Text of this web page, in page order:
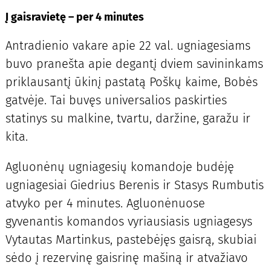
Į gaisravietę – per 4 minutes
Antradienio vakare apie 22 val. ugniagesiams
buvo pranešta apie degantį dviem savininkams
priklausantį ūkinį pastatą Poškų kaime, Bobės
gatvėje. Tai buvęs universalios paskirties
statinys su malkine, tvartu, daržine, garažu ir
kita.
Agluonėnų ugniagesių komandoje budėję
ugniagesiai Giedrius Berenis ir Stasys Rumbutis
atvyko per 4 minutes. Agluonėnuose
gyvenantis komandos vyriausiasis ugniagesys
Vytautas Martinkus, pastebėjęs gaisrą, skubiai
sėdo į rezervinę gaisrinę mašiną ir atvažiavo